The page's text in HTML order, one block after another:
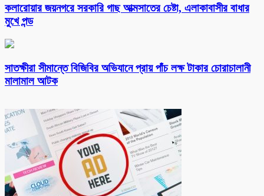
কলারোয়ার জয়নগরে সরকারি গাছ আত্মসাতের চেষ্টা, এলাকাবাসীর বাধার
মুখে পন্ড
সাতক্ষীরা সীমান্তে বিজিবির অভিযানে প্রায় পাঁচ লক্ষ টাকার চোরাচালানী
মালামাল আটক